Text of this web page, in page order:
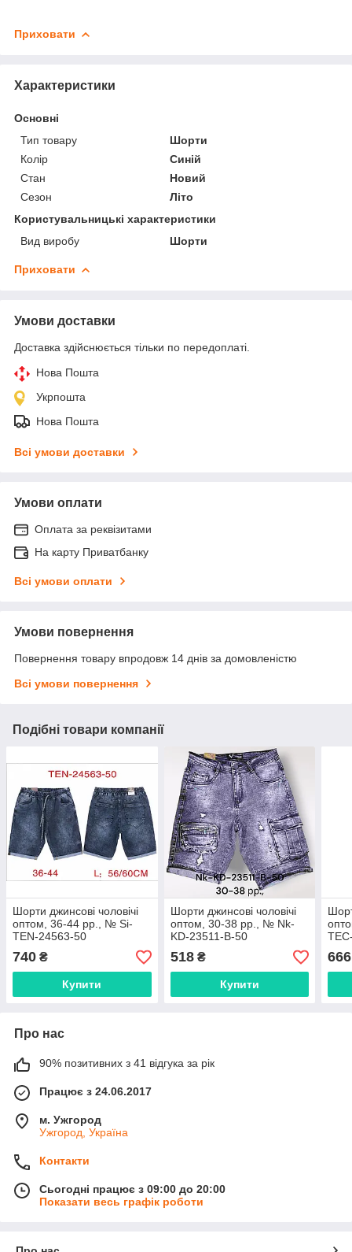
Приховати
Характеристики
Основні
Тип товару
Шорти
Колір
Синій
Стан
Новий
Сезон
Літо
Користувальницькі характеристики
Вид виробу
Шорти
Приховати
Умови доставки
Доставка здійснюється тільки по передоплаті.
Нова Пошта
Укрпошта
Нова Пошта
Всі умови доставки
Умови оплати
Оплата за реквізитами
На карту Приватбанку
Всі умови оплати
Умови повернення
Повернення товару впродовж 14 днів за домовленістю
Всі умови повернення
Подібні товари компанії
Шорти джинсові чоловічі
оптом, 36-44 рр., № Si-
TEN-24563-50
740 ₴
Купити
Шорти джинсові чоловічі
оптом, 30-38 рр., № Nk-
KD-23511-В-50
518₴
Купити
666
Про нас
90% позитивних з 41 відгука за рік
Працює з 24.06.2017
м. Ужгород
Ужгород, Україна
Контакти
Сьогодні працює з 09:00 до 20:00
Показати весь графік роботи